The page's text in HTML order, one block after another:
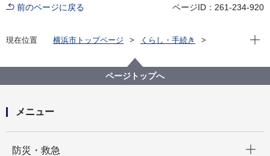
前のページに戻る ページID：261-234-920
現在位置 横浜市トップページ
くらし・手続き
神奈川区デジタルライブラリー
（１）沿岸部エリア
中央卸売市場付近５
現在
ページトップへ
メニュー
防災・救急